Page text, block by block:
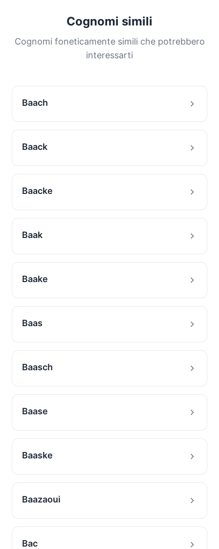
Cognomi simili
Cognomi foneticamente simili che potrebbero
interessarti
Baach
Baack
Baacke
Baak
Baake
Baas
Baasch
Baase
Baaske
Baazaoui
Bac